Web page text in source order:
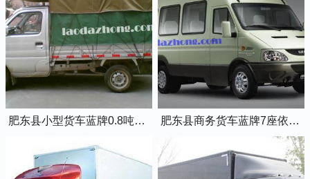
肥东县小型货车蓝牌0.8吨小卡车 肥东县商务货车蓝牌7座依维柯全顺车